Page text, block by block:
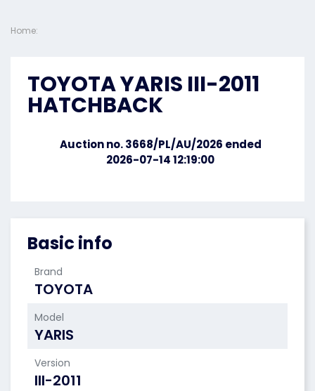
Home:
Basic info
Brand
TOYOTA
Model
YARIS
Version
III-2011
TOYOTA YARIS III-2011
HATCHBACK
Auction no. 3668/PL/AU/2026 ended
2026-07-14 12:19:00